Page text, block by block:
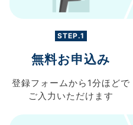
STEP.1
無料お申込み
登録フォームから 1分ほどで
ご入力 いただけます